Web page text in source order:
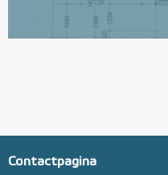
Contactpagina